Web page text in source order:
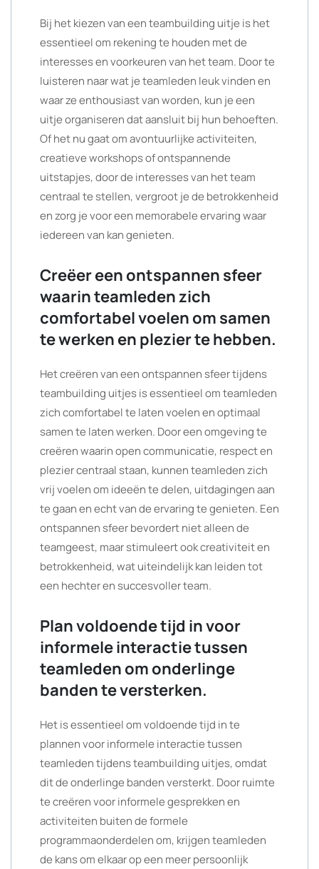
Bij het kiezen van een teambuilding uitje is het
essentieel om rekening te houden met de
interesses en voorkeuren van het team. Door te
luisteren naar wat je teamleden leuk vinden en
waar ze enthousiast van worden, kun je een
uitje organiseren dat aansluit bij hun behoeften.
Of het nu gaat om avontuurlijke activiteiten,
creatieve workshops of ontspannende
uitstapjes, door de interesses van het team
centraal te stellen, vergroot je de betrokkenheid
en zorg je voor een memorabele ervaring waar
iedereen van kan genieten.
Creëer een ontspannen sfeer
waarin teamleden zich
comfortabel voelen om samen
te werken en plezier te hebben.
Het creëren van een ontspannen sfeer tijdens
teambuilding uitjes is essentieel om teamleden
zich comfortabel te laten voelen en optimaal
samen te laten werken. Door een omgeving te
creëren waarin open communicatie, respect en
plezier centraal staan, kunnen teamleden zich
vrij voelen om ideeën te delen, uitdagingen aan
te gaan en echt van de ervaring te genieten. Een
ontspannen sfeer bevordert niet alleen de
teamgeest, maar stimuleert ook creativiteit en
betrokkenheid, wat uiteindelijk kan leiden tot
een hechter en succesvoller team.
Plan voldoende tijd in voor
informele interactie tussen
teamleden om onderlinge
banden te versterken.
Het is essentieel om voldoende tijd in te
plannen voor informele interactie tussen
teamleden tijdens teambuilding uitjes, omdat
dit de onderlinge banden versterkt. Door ruimte
te creëren voor informele gesprekken en
activiteiten buiten de formele
programmaonderdelen om, krijgen teamleden
de kans om elkaar op een meer persoonlijk